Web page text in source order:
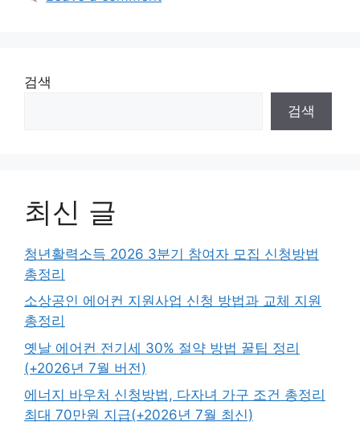
검색
검색
최신 글
청년활력소득 2026 3분기 참여자 모집 신청방법
총정리
소상공인 에어컨 지원사업 신청 방법과 교체 지원
총정리
옛날 에어컨 전기세 30% 절약 방법 꿀팁 정리
(+2026년 7월 버전)
에너지 바우처 신청방법, 다자녀 가구 조건 총정리
최대 70만원 지급(+2026년 7월 최신)